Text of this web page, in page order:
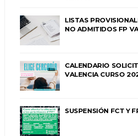
LISTAS
NO ADMITIDOS FP
CALENDARIO
VALENCIA CURSO
SUSPENSIÓN FCT Y